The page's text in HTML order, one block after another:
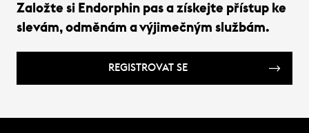
Založte si Endorphin pas a získejte přístup ke
slevám, odměnám a výjimečným službám.
REGISTROVAT SE